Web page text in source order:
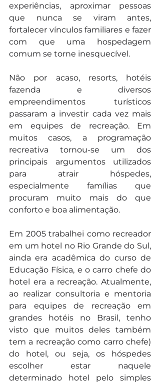
experiências, aproximar pessoas
que nunca se viram antes,
fortalecer vínculos familiares e fazer
com que uma hospedagem
comum se torne inesquecível.
Não por acaso, resorts, hotéis
fazenda e diversos
empreendimentos turísticos
passaram a investir cada vez mais
em equipes de recreação. Em
muitos casos, a programação
recreativa tornou-se um dos
principais argumentos utilizados
para atrair hóspedes,
especialmente famílias que
procuram muito mais do que
conforto e boa alimentação.
Em 2005 trabalhei como recreador
em um hotel no Rio Grande do Sul,
ainda era acadêmica do curso de
Educação Física, e o carro chefe do
hotel era a recreação. Atualmente,
ao realizar consultoria e mentoria
para equipes de recreação em
grandes hotéis no Brasil, tenho
visto que muitos deles também
tem a recreação como carro chefe)
do hotel, ou seja, os hóspedes
escolher estar naquele
determinado hotel pelo simples